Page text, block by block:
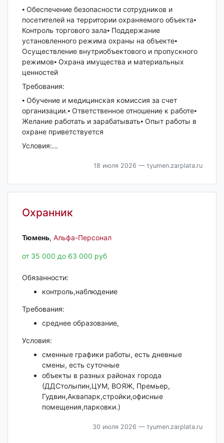
⦁ Обеспечение безопасности сотрудников и
посетителей на территории охраняемого объекта⦁
Контроль торгового зала⦁ Поддержание
установленного режима охраны на объекте⦁
Осуществление внутриобъектового и пропускного
режимов⦁ Охрана имущества и материальных
ценностей
Требования:
⦁ Обучение и медицинская комиссия за счет
организации.⦁ Ответственное отношение к работе⦁
Желание работать и зарабатывать⦁ Опыт работы в
охране приветствуется
Условия:...
18 июля 2026 — tyumen.zarplata.ru
Охранник
Тюмень‎, Альфа-Персонал
от 35 000 до 63 000 руб
Обязанности:
контроль,наблюдение
Требования:
среднее образование,
Условия:
сменные графики работы, есть дневные
смены, есть суточные
объекты в разных районах города
(ДДСтолыпин,ЦУМ, ВОЯЖ, Премьер,
Гудвин,Аквапарк,стройки,офисные
помещения,парковки.)
30 июля 2026 — tyumen.zarplata.ru